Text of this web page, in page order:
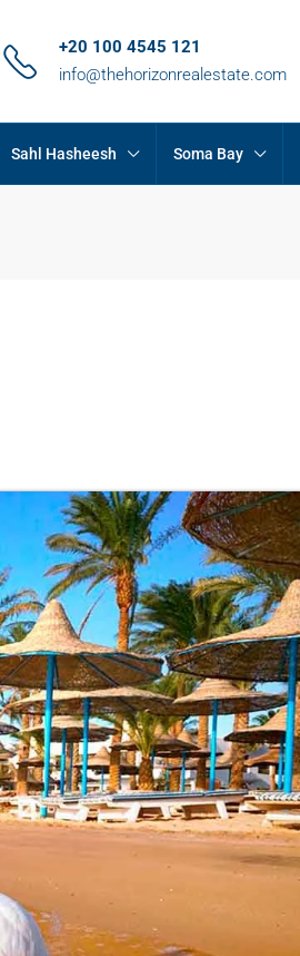
+20 100 4545 121
info@thehorizonrealestate.com
Sahl Hasheesh Soma Bay